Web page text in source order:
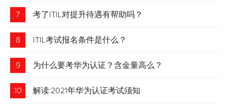
7 考了ITIL对提升待遇有帮助吗？
8 ITIL考试报名条件是什么？
9 为什么要考华为认证？含金量高么？
10 解读:2021年华为认证考试须知